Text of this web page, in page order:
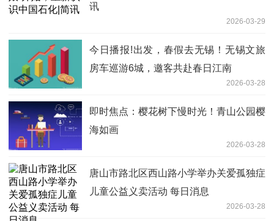
讯
2026-03-29
今日播报!出发，春假去无锡！无锡文旅
房车巡游6城，邀客共赴春日江南
2026-03-28
即时焦点：樱花树下慢时光！青山公园樱
海如画
2026-03-28
唐山市路北区西山路小学举办关爱孤独症
儿童公益义卖活动 每日消息
2026-03-28